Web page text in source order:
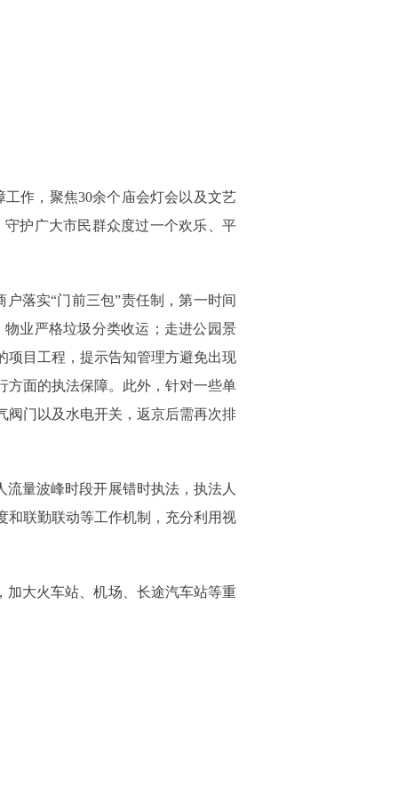
作，聚焦30余个庙会灯会以及文艺
护广大市民群众度过一个欢乐、平
落实“门前三包”责任制，第一时间
业严格垃圾分类收运；走进公园景
项目工程，提示告知管理方避免出现
方面的执法保障。此外，针对一些单
阀门以及水电开关，返京后需再次排
量波峰时段开展错时执法，执法人
和联勤联动等工作机制，充分利用视
大火车站、机场、长途汽车站等重